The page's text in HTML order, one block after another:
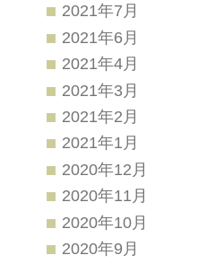
2021年7月
2021年6月
2021年4月
2021年3月
2021年2月
2021年1月
2020年12月
2020年11月
2020年10月
2020年9月